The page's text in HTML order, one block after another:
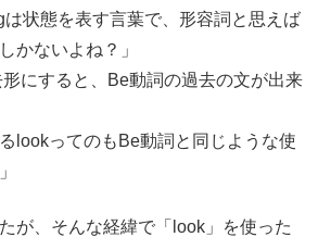
は状態を表す言葉で、形容詞と思えば
かないよね？」
形にすると、Be動詞の過去の文が出来
lookってのもBe動詞と同じような使
が、そんな経緯で「look」を使った